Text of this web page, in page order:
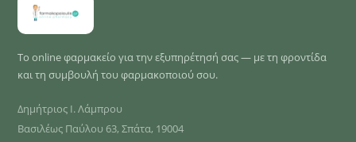
Το online φαρμακείο για την εξυπηρέτησή σας — με τη φροντίδα
και τη συμβουλή του φαρμακοποιού σου.
Δημήτριος Ι. Λάμπρου
Βασιλέως Παύλου 63, Σπάτα, 19004